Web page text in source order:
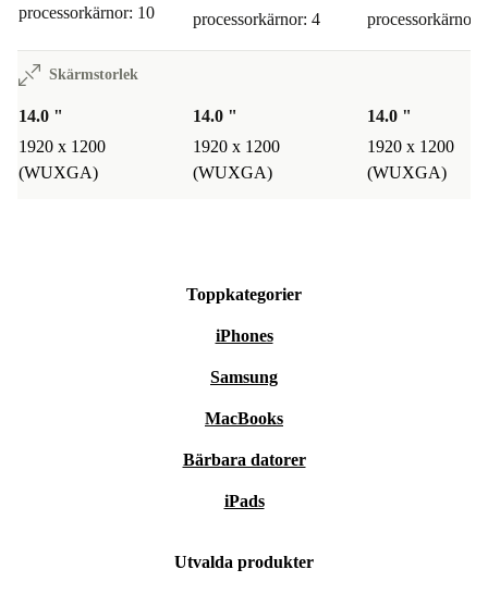
processorkärnor: 10
processorkärnor: 4
processorkärnor:
Skärmstorlek
14.0 "
1920 x 1200
(WUXGA)
14.0 "
1920 x 1200
(WUXGA)
14.0 "
1920 x 1200
(WUXGA)
Toppkategorier
iPhones
Samsung
MacBooks
Bärbara datorer
iPads
Utvalda produkter